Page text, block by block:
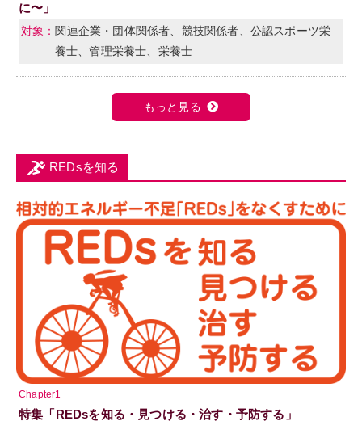
に〜」
関連企業・団体関係者、競技関係者、公認スポーツ栄
養士、管理栄養士、栄養士
もっと見る
REDsを知る
Chapter1
特集「REDsを知る・見つける・治す・予防する」